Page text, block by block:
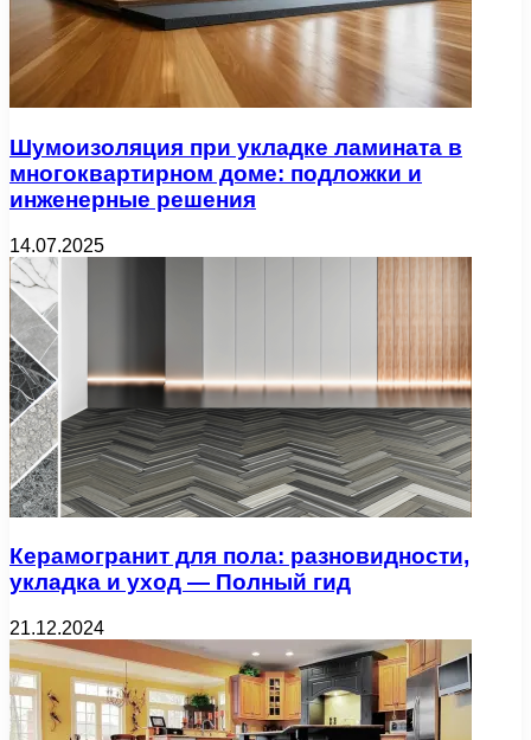
Шумоизоляция при укладке ламината в
многоквартирном доме: подложки и
инженерные решения
14.07.2025
Керамогранит для пола: разновидности,
укладка и уход — Полный гид
21.12.2024